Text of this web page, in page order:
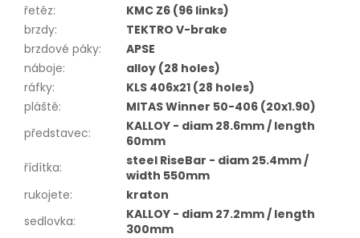
řetěz:
KMC Z6 (96 links)
brzdy:
TEKTRO V-brake
brzdové páky:
APSE
náboje:
alloy (28 holes)
ráfky:
KLS 406x21 (28 holes)
pláště:
MITAS Winner 50-406 (20x1.90)
představec:
KALLOY - diam 28.6mm / length
60mm
řídítka:
steel RiseBar - diam 25.4mm /
width 550mm
rukojete:
kraton
sedlovka:
KALLOY - diam 27.2mm / length
300mm